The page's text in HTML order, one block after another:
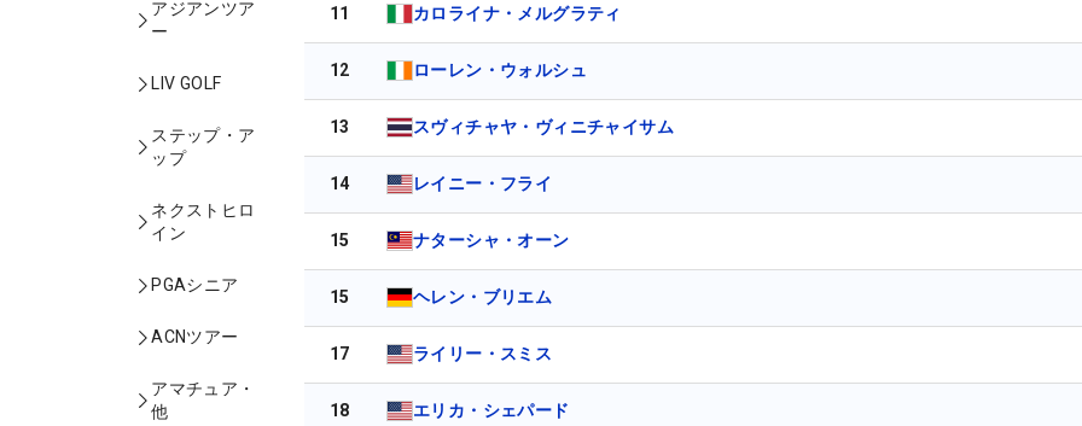
アジアンツア
ー
LIV GOLF
ステップ・ア
ップ
ネクストヒロ
イン
PGAシニア
ACNツアー
アマチュア・
他
11 カロライナ・メルグラティ
12 ローレン・ウォルシュ
13 スヴィチャヤ・ヴィニチャイサム
14 レイニー・フライ
15 ナターシャ・オーン
15 ヘレン・ブリエム
17 ライリー・スミス
18 エリカ・シェパード